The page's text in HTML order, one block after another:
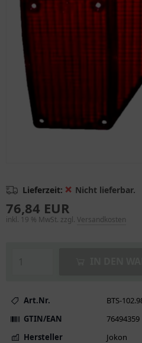
Lieferzeit: ❌ Nicht lieferbar.
76,84 EUR
inkl. 19 % MwSt. zzgl. Versandkosten
Art.Nr.
BTS-
GTIN/EAN
76494359
Hersteller
Jokon